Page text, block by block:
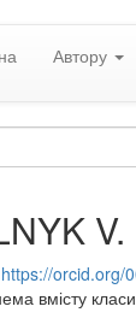
Автору
V.
https://orcid.org/
вмісту